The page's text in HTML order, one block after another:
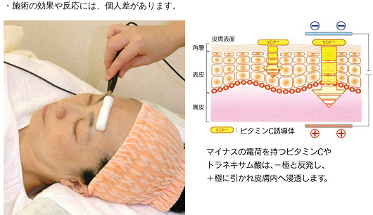
・施術の効果や反応には、個人差があります。